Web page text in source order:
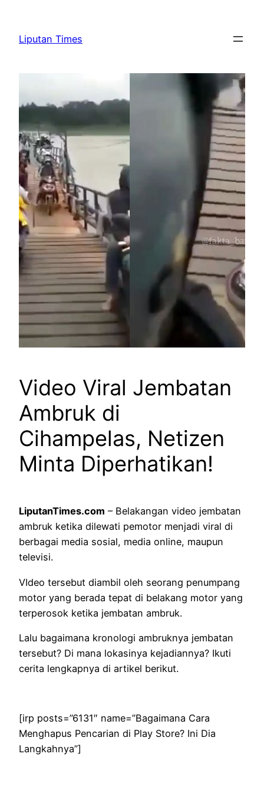
content
Liputan Times
Video Viral Jembatan
Ambruk di
Cihampelas, Netizen
Minta Diperhatikan!
LiputanTimes.com – Belakangan video jembatan
ambruk ketika dilewati pemotor menjadi viral di
berbagai media sosial, media online, maupun
televisi.
VIdeo tersebut diambil oleh seorang penumpang
motor yang berada tepat di belakang motor yang
terperosok ketika jembatan ambruk.
Lalu bagaimana kronologi ambruknya jembatan
tersebut? Di mana lokasinya kejadiannya? Ikuti
cerita lengkapnya di artikel berikut.
[irp posts=”6131″ name=”Bagaimana Cara
Menghapus Pencarian di Play Store? Ini Dia
Langkahnya”]